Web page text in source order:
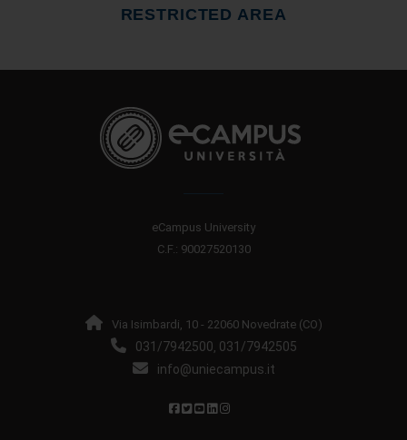
RESTRICTED AREA
eCampus University
C.F.: 90027520130
Via Isimbardi, 10 - 22060 Novedrate (CO)
031/7942500, 031/7942505
info@uniecampus.it